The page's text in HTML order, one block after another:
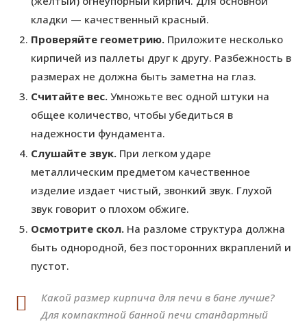
кладки — качественный красный.
Проверяйте геометрию. Приложите несколько
кирпичей из паллеты друг к другу. Разбежность в
размерах не должна быть заметна на глаз.
Считайте вес. Умножьте вес одной штуки на
общее количество, чтобы убедиться в
надежности фундамента.
Слушайте звук. При легком ударе
металлическим предметом качественное
изделие издает чистый, звонкий звук. Глухой
звук говорит о плохом обжиге.
Осмотрите скол. На разломе структура должна
быть однородной, без посторонних вкраплений и
пустот.
Какой размер кирпича для печи в бане лучше?
Для компактной банной печи стандартный